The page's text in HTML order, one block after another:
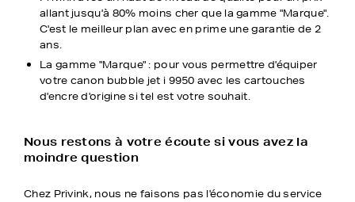
allant jusqu'à 80% moins cher que la gamme "Marque".
C'est le meilleur plan avec en prime une garantie de 2
ans.
La gamme "Marque" : pour vous permettre d'équiper
votre canon bubble jet i 9950 avec les cartouches
d'encre d'origine si tel est votre souhait.
Nous restons à votre écoute si vous avez la
moindre question
Chez Privink, nous ne faisons pas l'économie du service